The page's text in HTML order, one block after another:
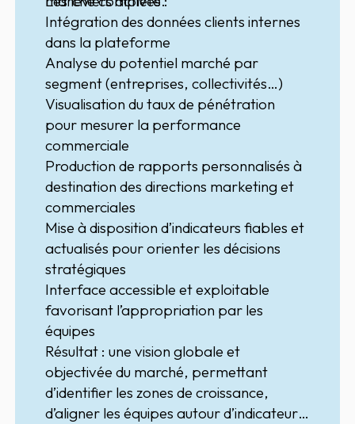
Intégration des données clients internes
dans la plateforme
Analyse du potentiel marché par
segment (entreprises, collectivités…)
Visualisation du taux de pénétration
pour mesurer la performance
commerciale
Production de rapports personnalisés à
destination des directions marketing et
commerciales
Mise à disposition d’indicateurs fiables et
actualisés pour orienter les décisions
stratégiques
Interface accessible et exploitable
favorisant l’appropriation par les
équipes
Résultat : une vision globale et
objectivée du marché, permettant
d’identifier les zones de croissance,
d’aligner les équipes autour d’indicateurs